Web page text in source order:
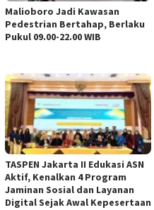
Malioboro Jadi Kawasan
Pedestrian Bertahap, Berlaku
Pukul 09.00-22.00 WIB
TASPEN Jakarta II Edukasi ASN
Aktif, Kenalkan 4 Program
Jaminan Sosial dan Layanan
Digital Sejak Awal Kepesertaan